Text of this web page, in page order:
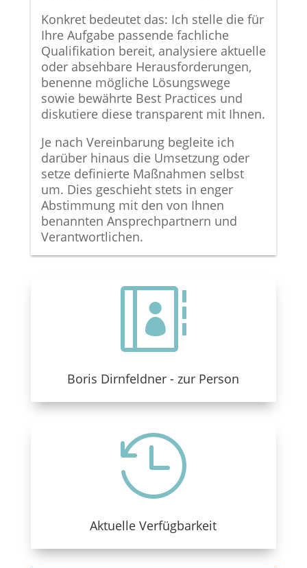
Konkret bedeutet das: Ich stelle die für
Ihre Aufgabe passende fachliche
Qualifikation bereit, analysiere aktuelle
oder absehbare Herausforderungen,
benenne mögliche Lösungswege
sowie bewährte Best Practices und
diskutiere diese transparent mit Ihnen.
Je nach Vereinbarung begleite ich
darüber hinaus die Umsetzung oder
setze definierte Maßnahmen selbst
um. Dies geschieht stets in enger
Abstimmung mit den von Ihnen
benannten Ansprechpartnern und
Verantwortlichen.

Boris Dirnfeldner - zur Person

Aktuelle Verfügbarkeit